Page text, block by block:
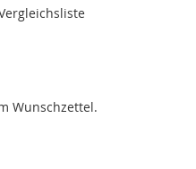
Wunschzettel.